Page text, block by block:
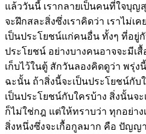
แล้ววันนี้ เรากลายเป็นคนที่ใจบุญ
จะฝึกสละสิ่งซึ่งเราคิดว่า เราไม่เ
เป็นประโยชน์แก่คนอื่น ทั้งๆ ที่อยู่กั
ประโยชน์ อย่างบางคนอาจจะมีเ
เก็บไว้ในตู้ สักวันลองคิดดูว่า พรุ่ง
ฉะนั้น ถ้าสิ่งนี้จะเป็นประโยชน์กับ
เป็นประโยชน์กับใครบ้าง สิ่งนั้นจ
ก็ไม่ใช่กฎ แต่ให้ทราบว่า ทุกอย่า
สิ่งหนึ่งซึ่งจะเกื้อกูลมาก คือ ปัญญ